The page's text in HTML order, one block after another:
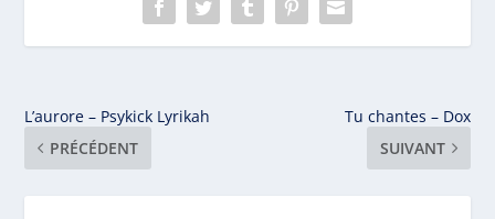
L’aurore – Psykick Lyrikah
PRÉCÉDENT
Tu chantes – Dox
SUIVANT